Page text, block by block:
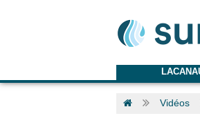
Vidéos